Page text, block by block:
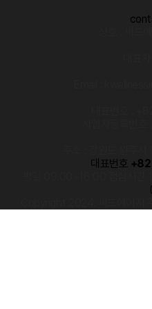
대표번호